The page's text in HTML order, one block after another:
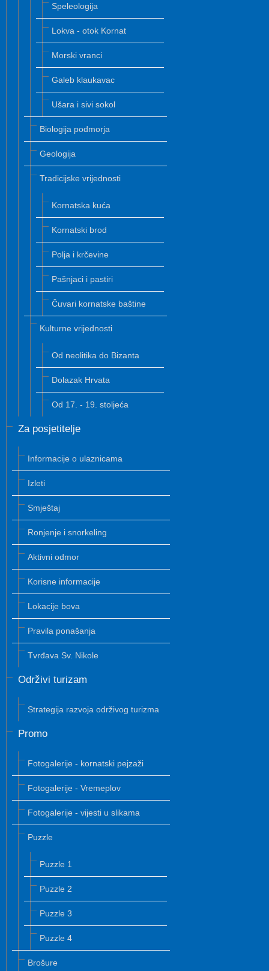
Speleologija
Lokva - otok Kornat
Morski vranci
Galeb klaukavac
Ušara i sivi sokol
Biologija podmorja
Geologija
Tradicijske vrijednosti
Kornatska kuća
Kornatski brod
Polja i krčevine
Pašnjaci i pastiri
Čuvari kornatske baštine
Kulturne vrijednosti
Od neolitika do Bizanta
Dolazak Hrvata
Od 17. - 19. stoljeća
Za posjetitelje
Informacije o ulaznicama
Izleti
Smještaj
Ronjenje i snorkeling
Aktivni odmor
Korisne informacije
Lokacije bova
Pravila ponašanja
Tvrđava Sv. Nikole
Održivi turizam
Strategija razvoja održivog turizma
Promo
Fotogalerije - kornatski pejzaži
Fotogalerije - Vremeplov
Fotogalerije - vijesti u slikama
Puzzle
Puzzle 1
Puzzle 2
Puzzle 3
Puzzle 4
Brošure